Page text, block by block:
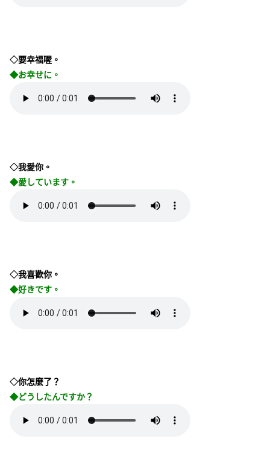
◇要幸福喔。
◆お幸せに。
◇我愛你。
◆愛しています。
◇我喜歡你。
◆好きです。
◇你怎麼了？
◆どうしたんですか？